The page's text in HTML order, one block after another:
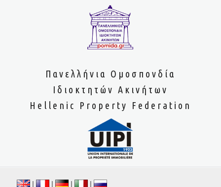
Πανελλήνια Ομοσπονδία
Ιδιοκτητών Ακινήτων
Hellenic Property Federation
| | | |